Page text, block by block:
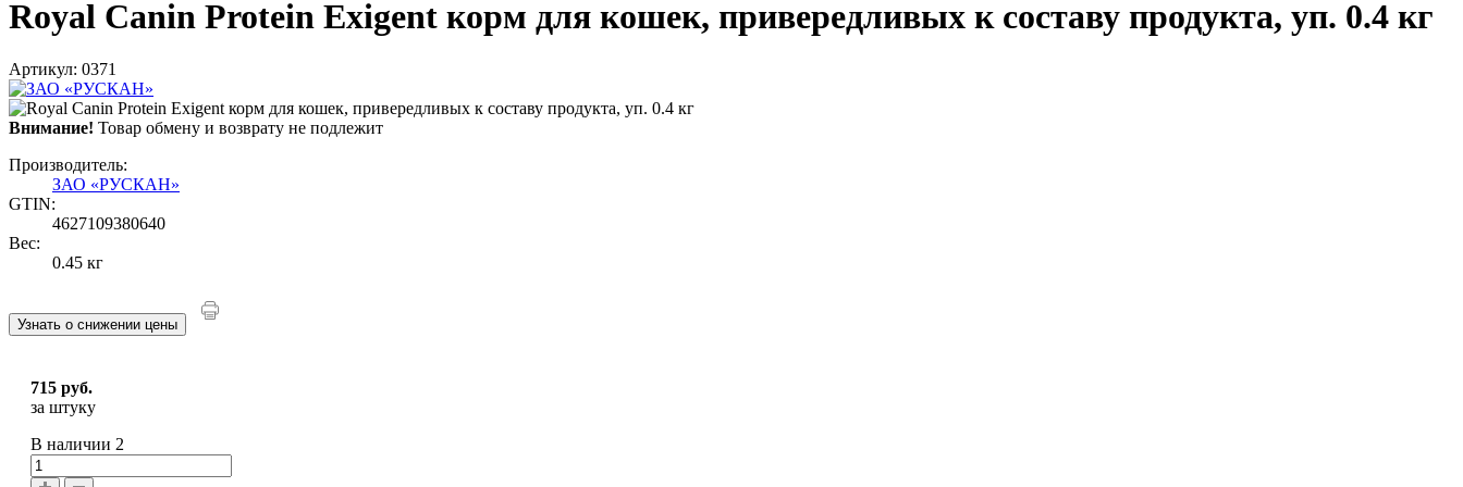
Royal Canin Protein Exigent корм для кошек, привередливых к составу продукта, уп. 0.4 кг
Артикул: 0371
Внимание! Товар обмену и возврату не подлежит
Производитель:
ЗАО «РУСКАН»
GTIN:
4627109380640
Вес:
0.45 кг
Узнать о снижении цены
715 руб.
за штуку
В наличии 2